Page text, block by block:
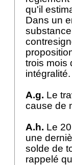
qu'il
Dans un
trois mois
intégralité.
A.g. Le
cause de
A.h. Le
une
solde de
rappelé